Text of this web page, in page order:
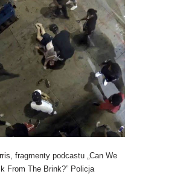
fragmenty podcastu „Can We
From The Brink?” Policja